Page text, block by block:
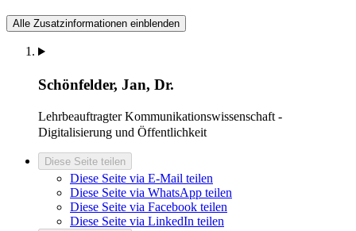
Alle Zusatzinformationen einblenden
Schönfelder, Jan, Dr.
Lehrbeauftragter Kommunikationswissenschaft -
Digitalisierung und Öffentlichkeit
Diese Seite teilen
Diese Seite via E-Mail teilen
Diese Seite via WhatsApp teilen
Diese Seite via Facebook teilen
Diese Seite via LinkedIn teilen